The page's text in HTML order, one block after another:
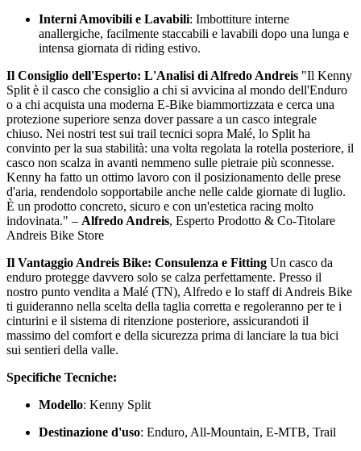
Interni Amovibili e Lavabili: Imbottiture interne
anallergiche, facilmente staccabili e lavabili dopo una lunga e
intensa giornata di riding estivo.
Il Consiglio dell'Esperto: L'Analisi di Alfredo Andreis "Il Kenny
Split è il casco che consiglio a chi si avvicina al mondo dell'Enduro
o a chi acquista una moderna E-Bike biammortizzata e cerca una
protezione superiore senza dover passare a un casco integrale
chiuso. Nei nostri test sui trail tecnici sopra Malé, lo Split ha
convinto per la sua stabilità: una volta regolata la rotella posteriore, il
casco non scalza in avanti nemmeno sulle pietraie più sconnesse.
Kenny ha fatto un ottimo lavoro con il posizionamento delle prese
d'aria, rendendolo sopportabile anche nelle calde giornate di luglio.
È un prodotto concreto, sicuro e con un'estetica racing molto
indovinata." – Alfredo Andreis, Esperto Prodotto & Co-Titolare
Andreis Bike Store
Il Vantaggio Andreis Bike: Consulenza e Fitting Un casco da
enduro protegge davvero solo se calza perfettamente. Presso il
nostro punto vendita a Malé (TN), Alfredo e lo staff di Andreis Bike
ti guideranno nella scelta della taglia corretta e regoleranno per te i
cinturini e il sistema di ritenzione posteriore, assicurandoti il
massimo del comfort e della sicurezza prima di lanciare la tua bici
sui sentieri della valle.
Specifiche Tecniche:
Modello: Kenny Split
Destinazione d'uso: Enduro, All-Mountain, E-MTB, Trail